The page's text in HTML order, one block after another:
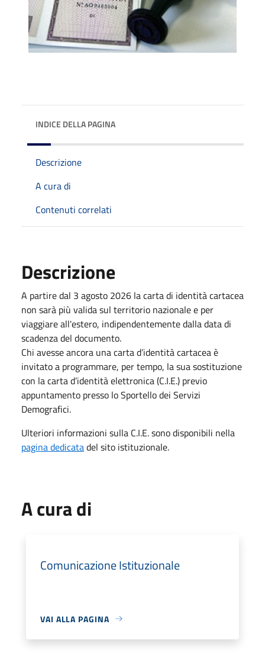
INDICE DELLA PAGINA
Descrizione
A cura di
Contenuti correlati
Descrizione
A partire dal 3 agosto 2026 la carta di identità cartacea
non sarà più valida sul territorio nazionale e per
viaggiare all'estero, indipendentemente dalla data di
scadenza del documento.
Chi avesse ancora una carta d’identità cartacea è
invitato a programmare, per tempo, la sua sostituzione
con la carta d’identità elettronica (C.I.E.) previo
appuntamento presso lo Sportello dei Servizi
Demografici.
Ulteriori informazioni sulla C.I.E. sono disponibili nella
pagina dedicatadel sito istituzionale.
A cura di
Comunicazione Istituzionale
VAI ALLA PAGINA